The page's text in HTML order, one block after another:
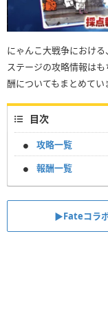
にゃんこ大戦争におけ
ステージの攻略情報は
酬についてもまとめてい
目次
攻略一覧
報酬一覧
▶︎Fateコラ